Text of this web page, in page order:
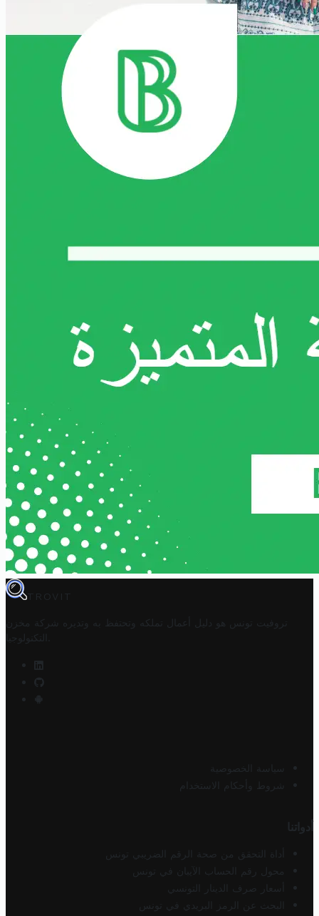
TROVIT
تروفيت تونس هو دليل أعمال تملكه وتحتفظ به وتديره
شركة مخزن
التكنولوجيا
سياسة الخصوصية
شروط وأحكام الاستخدام
أدواتنا
أداة التحقق من صحة الرقم الضريبي تونس
محول رقم الحساب الآيبان في تونس
أسعار صرف الدينار التونسي
البحث عن الرمز البريدي في تونس